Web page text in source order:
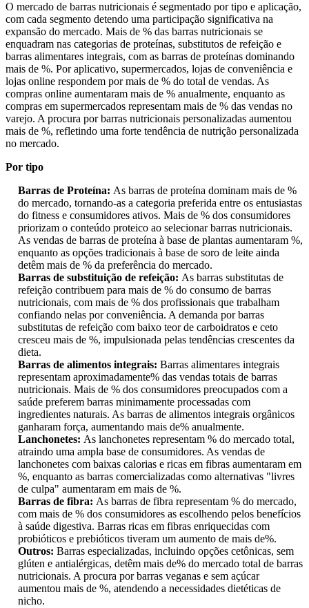
O mercado de barras nutricionais é segmentado por tipo e aplicação,
com cada segmento detendo uma participação significativa na
expansão do mercado. Mais de % das barras nutricionais se
enquadram nas categorias de proteínas, substitutos de refeição e
barras alimentares integrais, com as barras de proteínas dominando
mais de %. Por aplicativo, supermercados, lojas de conveniência e
lojas online respondem por mais de % do total de vendas. As
compras online aumentaram mais de % anualmente, enquanto as
compras em supermercados representam mais de % das vendas no
varejo. A procura por barras nutricionais personalizadas aumentou
mais de %, refletindo uma forte tendência de nutrição personalizada
no mercado.
Por tipo
Barras de Proteína: As barras de proteína dominam mais de %
do mercado, tornando-as a categoria preferida entre os entusiastas
do fitness e consumidores ativos. Mais de % dos consumidores
priorizam o conteúdo proteico ao selecionar barras nutricionais.
As vendas de barras de proteína à base de plantas aumentaram %,
enquanto as opções tradicionais à base de soro de leite ainda
detêm mais de % da preferência do mercado.
Barras de substituição de refeição: As barras substitutas de
refeição contribuem para mais de % do consumo de barras
nutricionais, com mais de % dos profissionais que trabalham
confiando nelas por conveniência. A demanda por barras
substitutas de refeição com baixo teor de carboidratos e ceto
cresceu mais de %, impulsionada pelas tendências crescentes da
dieta.
Barras de alimentos integrais: Barras alimentares integrais
representam aproximadamente% das vendas totais de barras
nutricionais. Mais de % dos consumidores preocupados com a
saúde preferem barras minimamente processadas com
ingredientes naturais. As barras de alimentos integrais orgânicos
ganharam força, aumentando mais de% anualmente.
Lanchonetes: As lanchonetes representam % do mercado total,
atraindo uma ampla base de consumidores. As vendas de
lanchonetes com baixas calorias e ricas em fibras aumentaram em
%, enquanto as barras comercializadas como alternativas "livres
de culpa" aumentaram em mais de %.
Barras de fibra: As barras de fibra representam % do mercado,
com mais de % dos consumidores as escolhendo pelos benefícios
à saúde digestiva. Barras ricas em fibras enriquecidas com
probióticos e prebióticos tiveram um aumento de mais de%.
Outros: Barras especializadas, incluindo opções cetônicas, sem
glúten e antialérgicas, detêm mais de% do mercado total de barras
nutricionais. A procura por barras veganas e sem açúcar
aumentou mais de %, atendendo a necessidades dietéticas de
nicho.